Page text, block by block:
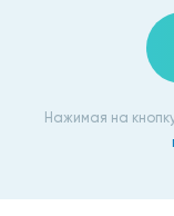
Нажимая на